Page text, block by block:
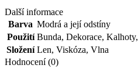
Další informace
Barva Modrá a její odstíny
Použití Bunda, Dekorace, Kalhoty,
Složení Len, Viskóza, Vlna
Hodnocení (0)